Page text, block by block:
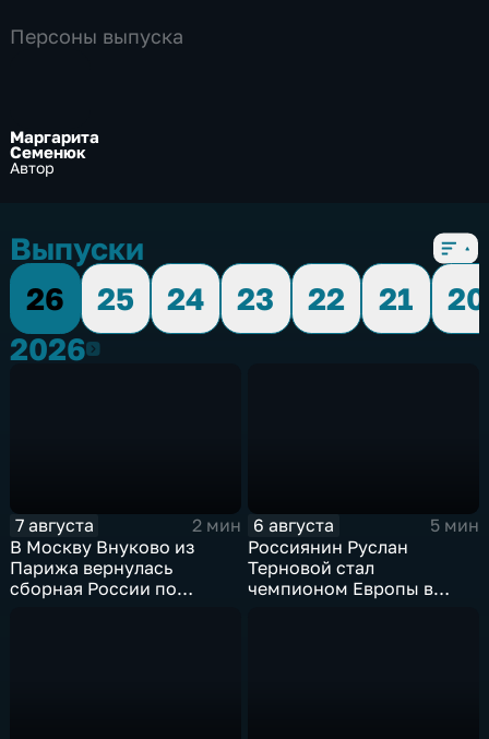
Персоны выпуска
Маргарита
Семенюк
Автор
Выпуски
26
25 24 23 22 21
20
20262026
7 августа
2 мин
В Москву Внуково из
Парижа вернулась
сборная России по
6 августа
5 мин
Россиянин Руслан
Терновой стал
чемпионом Европы в